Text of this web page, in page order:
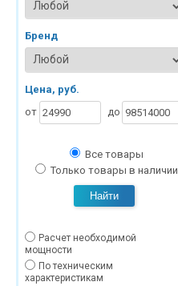
Бренд
Цена, руб.
от
до
Все товары
Только товары в наличии
Найти
Расчет необходимой
мощности
По техническим
характеристикам